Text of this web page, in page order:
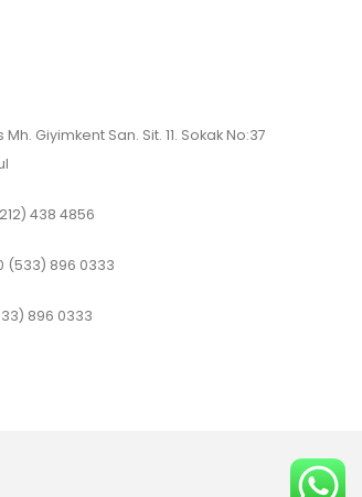
Giyimkent San. Sit. 11. Sokak No:37
438 4856
(533) 896 0333
896 0333